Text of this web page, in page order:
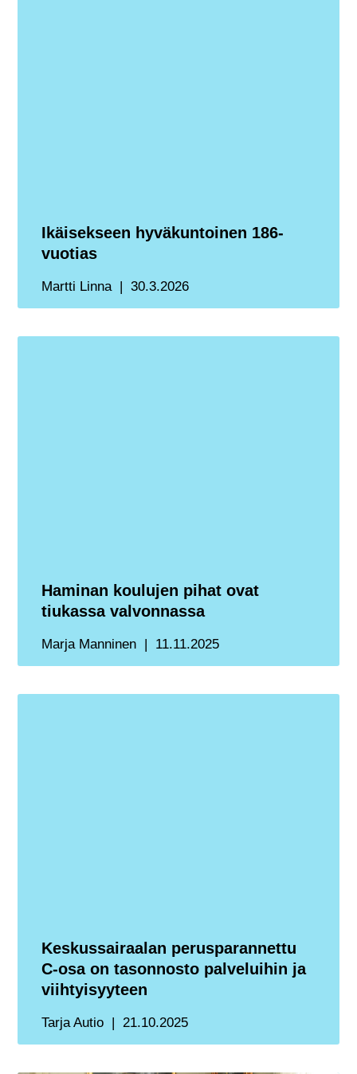
Ikäisekseen hyväkuntoinen 186-
vuotias
Martti Linna 30.3.2026
Haminan koulujen pihat ovat
tiukassa valvonnassa
Marja Manninen 11.11.2025
Keskussairaalan perusparannettu
C-osa on tasonnosto palveluihin ja
viihtyisyyteen
Tarja Autio 21.10.2025